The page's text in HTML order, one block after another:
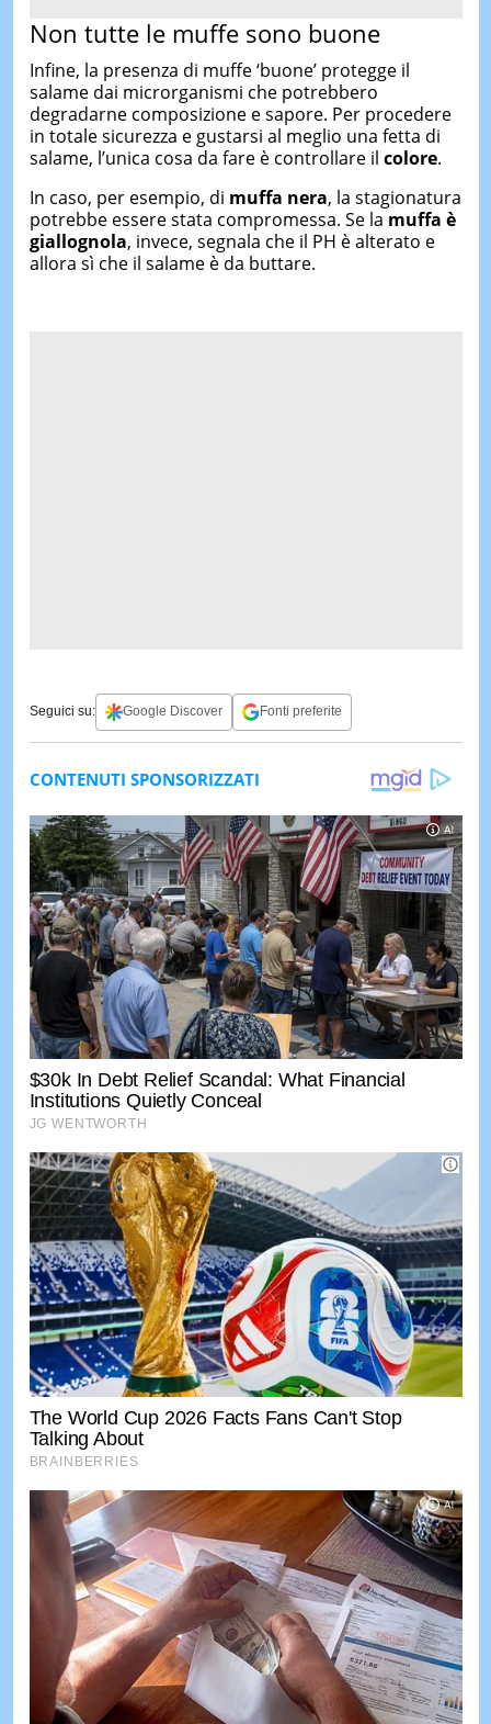
Non tutte le muffe sono buone
Infine, la presenza di muffe ‘buone’ protegge il
salame dai microrganismi che potrebbero
degradarne composizione e sapore. Per procedere
in totale sicurezza e gustarsi al meglio una fetta di
salame, l’unica cosa da fare è controllare il colore.
In caso, per esempio, di muffa nera, la stagionatura
potrebbe essere stata compromessa. Se la muffa è
giallognola, invece, segnala che il PH è alterato e
allora sì che il salame è da buttare.
Seguici su: Google Discover Fonti preferite